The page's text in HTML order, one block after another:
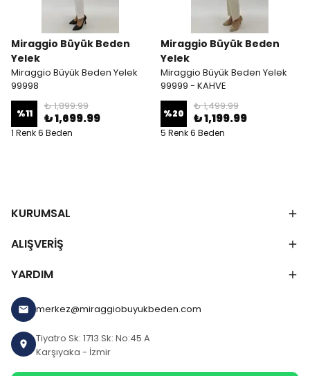
Miraggio Büyük Beden
Yelek
Miraggio Büyük Beden Yelek
99998
%11
₺ 1,899.99
₺ 1,699.99
1 Renk 6 Beden
Miraggio Büyük Beden
Yelek
Miraggio Büyük Beden Yelek
99999 - KAHVE
%20
₺ 1,499.99
₺ 1,199.99
5 Renk 6 Beden
KURUMSAL
ALIŞVERİŞ
YARDIM
merkez@miraggiobuyukbeden.com
Tiyatro Sk: 1713 Sk: No:45 A
Karşıyaka - İzmir